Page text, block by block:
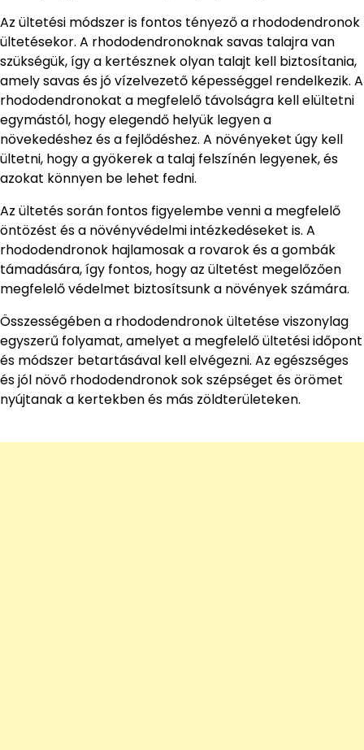
Az ültetési módszer is fontos tényező a rhododendronok
ültetésekor. A rhododendronoknak savas talajra van
szükségük, így a kertésznek olyan talajt kell biztosítania,
amely savas és jó vízelvezető képességgel rendelkezik. A
rhododendronokat a megfelelő távolságra kell elültetni
egymástól, hogy elegendő helyük legyen a
növekedéshez és a fejlődéshez. A növényeket úgy kell
ültetni, hogy a gyökerek a talaj felszínén legyenek, és
azokat könnyen be lehet fedni.
Az ültetés során fontos figyelembe venni a megfelelő
öntözést és a növényvédelmi intézkedéseket is. A
rhododendronok hajlamosak a rovarok és a gombák
támadására, így fontos, hogy az ültetést megelőzően
megfelelő védelmet biztosítsunk a növények számára.
Összességében a rhododendronok ültetése viszonylag
egyszerű folyamat, amelyet a megfelelő ültetési időpont
és módszer betartásával kell elvégezni. Az egészséges
és jól növő rhododendronok sok szépséget és örömet
nyújtanak a kertekben és más zöldterületeken.